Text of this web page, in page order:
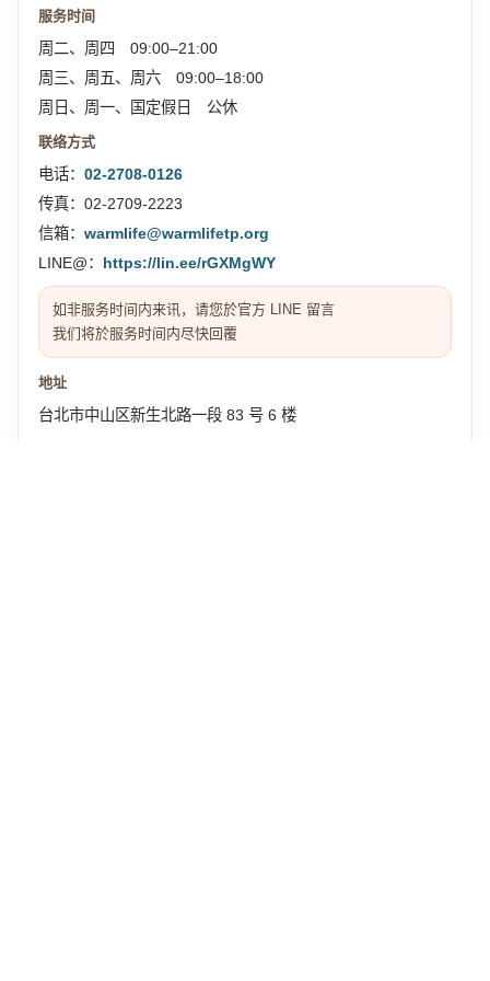
服务时间
周二、周四 09:00–21:00
周三、周五、周六 09:00–18:00
周日、周一、国定假日 公休
联络方式
电话： 02-2708-0126
传真：02-2709-2223
信箱： warmlife@warmlifetp.org
LINE@： https://lin.ee/rGXMgWY
如非服务时间内来讯，请您於官方 LINE 留言
我们将於服务时间内尽快回覆
地址
台北市中山区新生北路一段 83 号 6 楼